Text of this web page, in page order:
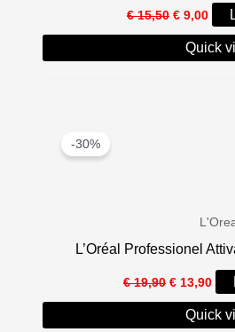
€15,50 Il
prezzo
originale
era:
€ 9,00 Il
è:
Quick
-30%
L’Oréal Professionel
€19,90 Il
prezzo
originale
era:
€ 13,90 Il
è:
Quick